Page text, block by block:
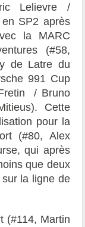
Lelievre /
SP2 après
la MARC
(#58,
de Latre du
991 Cup
/ Bruno
Cette
pour la
(#80, Alex
qui après
que deux
la ligne de
(#114, Martin